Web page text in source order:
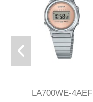
LA700WE-4AEF